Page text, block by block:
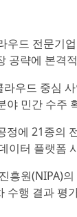
우드 전문기
공략에 본격
우드 중심
야 민간 수주
정에 21종의
이터 플랫폼
흥원(NIPA)
수행 결과 평